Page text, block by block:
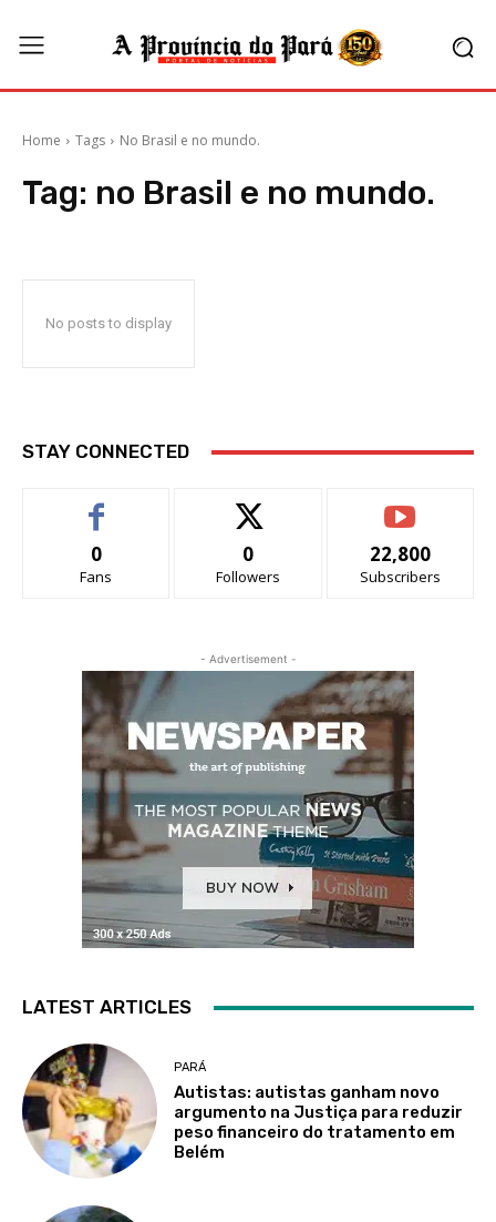
Home Tags No Brasil e no mundo.
Tag: no Brasil e no mundo.
No posts to display
STAY CONNECTED
0
Fans
0
Followers
22,800
Subscribers
- Advertisement -
LATEST ARTICLES
PARÁ
Autistas: autistas ganham novo
argumento na Justiça para reduzir
peso financeiro do tratamento em
Belém